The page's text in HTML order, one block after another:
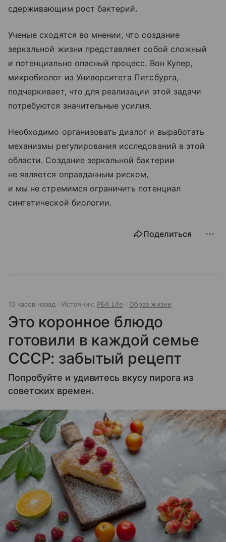
сдерживающим рост бактерий.
Ученые сходятся во мнении, что создание
зеркальной жизни представляет собой сложный
и потенциально опасный процесс. Вон Купер,
микробиолог из Университета Питсбурга,
подчеркивает, что для реализации этой задачи
потребуются значительные усилия.
Необходимо организовать диалог и выработать
механизмы регулирования исследований в этой
области. Создание зеркальной бактерии
не является оправданным риском,
и мы не стремимся ограничить потенциал
синтетической биологии.
Поделиться
10 часов назад Источник: РБК Life Образ жизни
Это коронное блюдо
готовили в каждой семье
СССР: забытый рецепт
Попробуйте и удивитесь вкусу пирога из
советских времен.